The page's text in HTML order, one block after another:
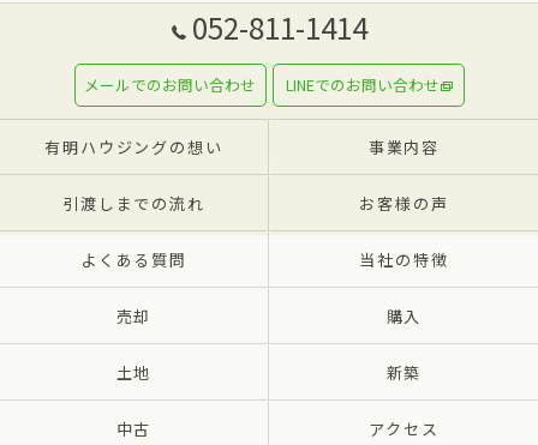
052-811-1414
メールでのお問い合わせ LINEでのお問い合わせ
有明ハウジングの想い 事業内容
引渡しまでの流れ お客様の声
よくある質問 当社の特徴
売却 購入
土地 新築
中古 アクセス